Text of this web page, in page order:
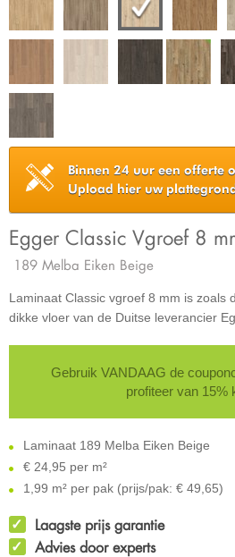
Binnen 24 uur een offerte
Upload hier uw
Egger Classic Vgroef 8
189 Melba Eiken Beige
Laminaat Classic vgroef 8 mm is zoals
dikke vloer van de Duitse leverancier
Gebruik VANDAAG de
profiteer van 15%
Laminaat 189 Melba Eiken Beige
€ 24,95 per m²
1,99 m² per pak (prijs/pak: € 49,65)
Laagste prijs garantie
Advies door experts